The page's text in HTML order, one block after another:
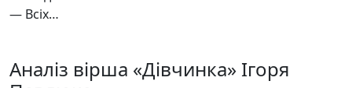
— Всіх…
Аналіз вірша «Дівчинка» Ігоря